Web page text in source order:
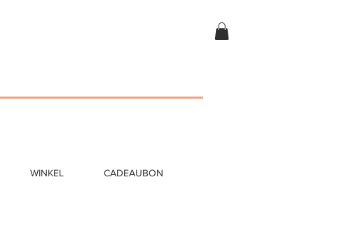
WINKEL CADEAUBON